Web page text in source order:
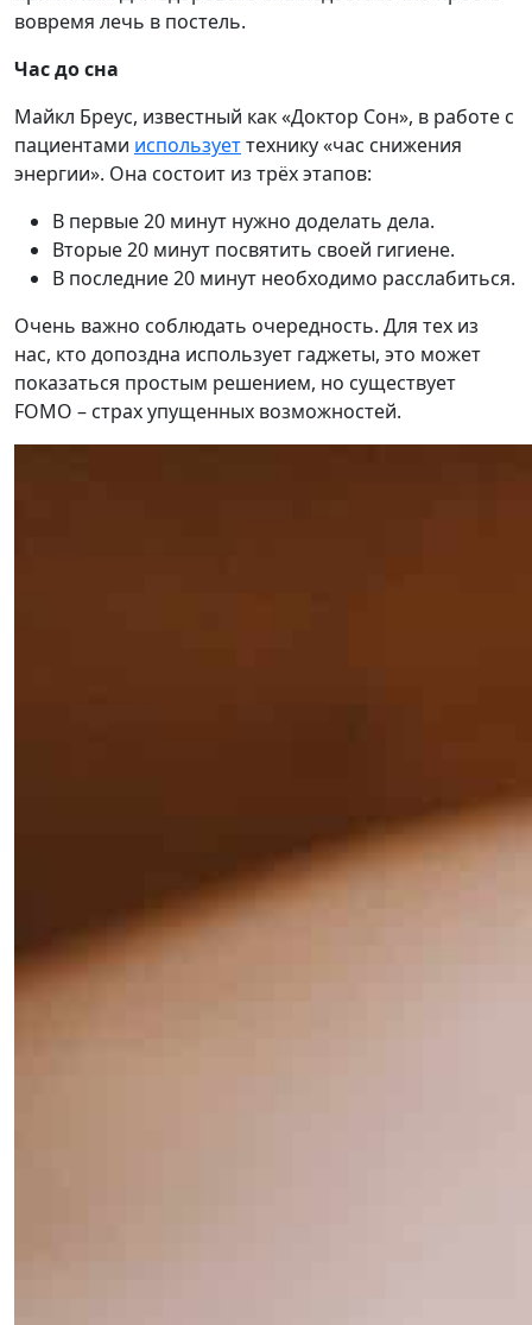
вовремя лечь в постель.
Час до сна
Майкл Бреус, известный как «Доктор Сон», в работе с
пациентами используеттехнику «час снижения
энергии». Она состоит из трёх этапов:
В первые 20 минут нужно доделать дела.
Вторые 20 минут посвятить своей гигиене.
В последние 20 минут необходимо расслабиться.
Очень важно соблюдать очередность. Для тех из
нас, кто допоздна использует гаджеты, это может
показаться простым решением, но существует
FOMO – страх упущенных возможностей.